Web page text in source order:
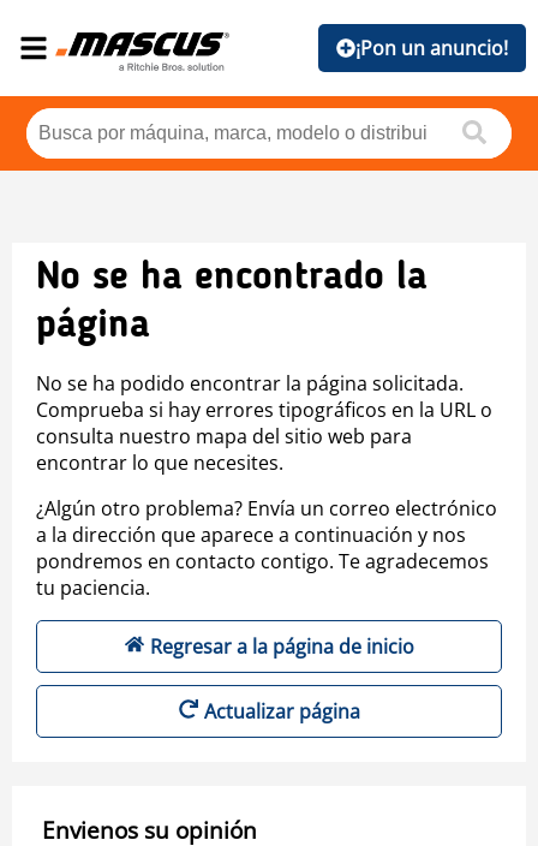
¡Pon un anuncio!
No se ha encontrado la
página
No se ha podido encontrar la página solicitada.
Comprueba si hay errores tipográficos en la URL o
consulta nuestro mapa del sitio web para
encontrar lo que necesites.
¿Algún otro problema? Envía un correo electrónico
a la dirección que aparece a continuación y nos
pondremos en contacto contigo. Te agradecemos
tu paciencia.
Regresar a la página de inicio
Actualizar página
Envienos su opinión